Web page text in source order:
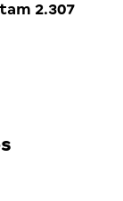
2.307